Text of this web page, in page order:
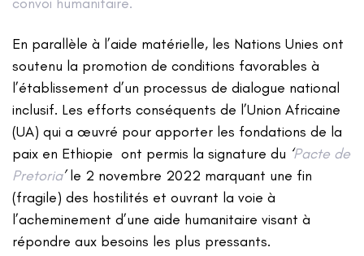
En parallèle à l’aide matérielle, les Nations Unies ont
soutenu la promotion de conditions favorables à
l’établissement d’un processus de dialogue national
inclusif. Les efforts conséquents de l’Union Africaine
(UA) qui a œuvré pour apporter les fondations de la
paix en Ethiopie ont permis la signature du ‘Pacte de
Pretoria’le 2 novembre 2022 marquant une fin
(fragile) des hostilités et ouvrant la voie à
l’acheminement d’une aide humanitaire visant à
répondre aux besoins les plus pressants.